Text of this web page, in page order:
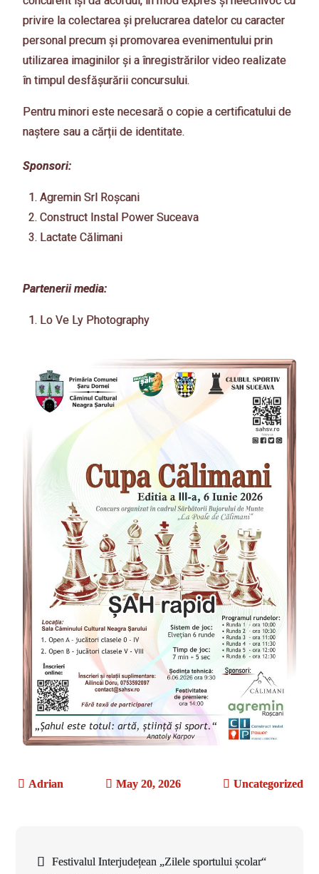
privire la colectarea și prelucrarea datelor cu caracter
personal precum și promovarea evenimentului prin
utilizarea imaginilor și a înregistrărilor video realizate
în timpul desfășurării concursului.
Pentru minori este necesară o copie a certificatului de
naștere sau a cărții de identitate.
Sponsori:
Agremin Srl Roșcani
Construct Instal Power Suceava
Lactate Călimani
Partenerii media:
Lo Ve Ly Photography
May 20, 2026 Uncategorized
Festivalul Interjudețean „Zilele sportului școlar“